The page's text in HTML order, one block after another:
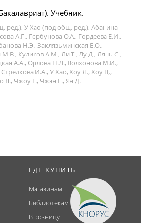
Учебник.
ред.), У Хао (под общ. ред.), Абанина
А.Г., Горбунова О.А., Гордеева Е.И.,
Н.Э., Заклязьминская Е.О.,
М.В., Куликов А.М., Ли Т., Лу Д., Лянь С.,
А.А., Орлова Н.Л., Волхонова М.И.,
И.А., У Хао, Хоу Л., Хоу Ц.,
Я., Чжоу Г., Чжэн Г., Ян Д.
ГДЕ КУПИТЬ
Магазинам
Библиотекам
В розницу